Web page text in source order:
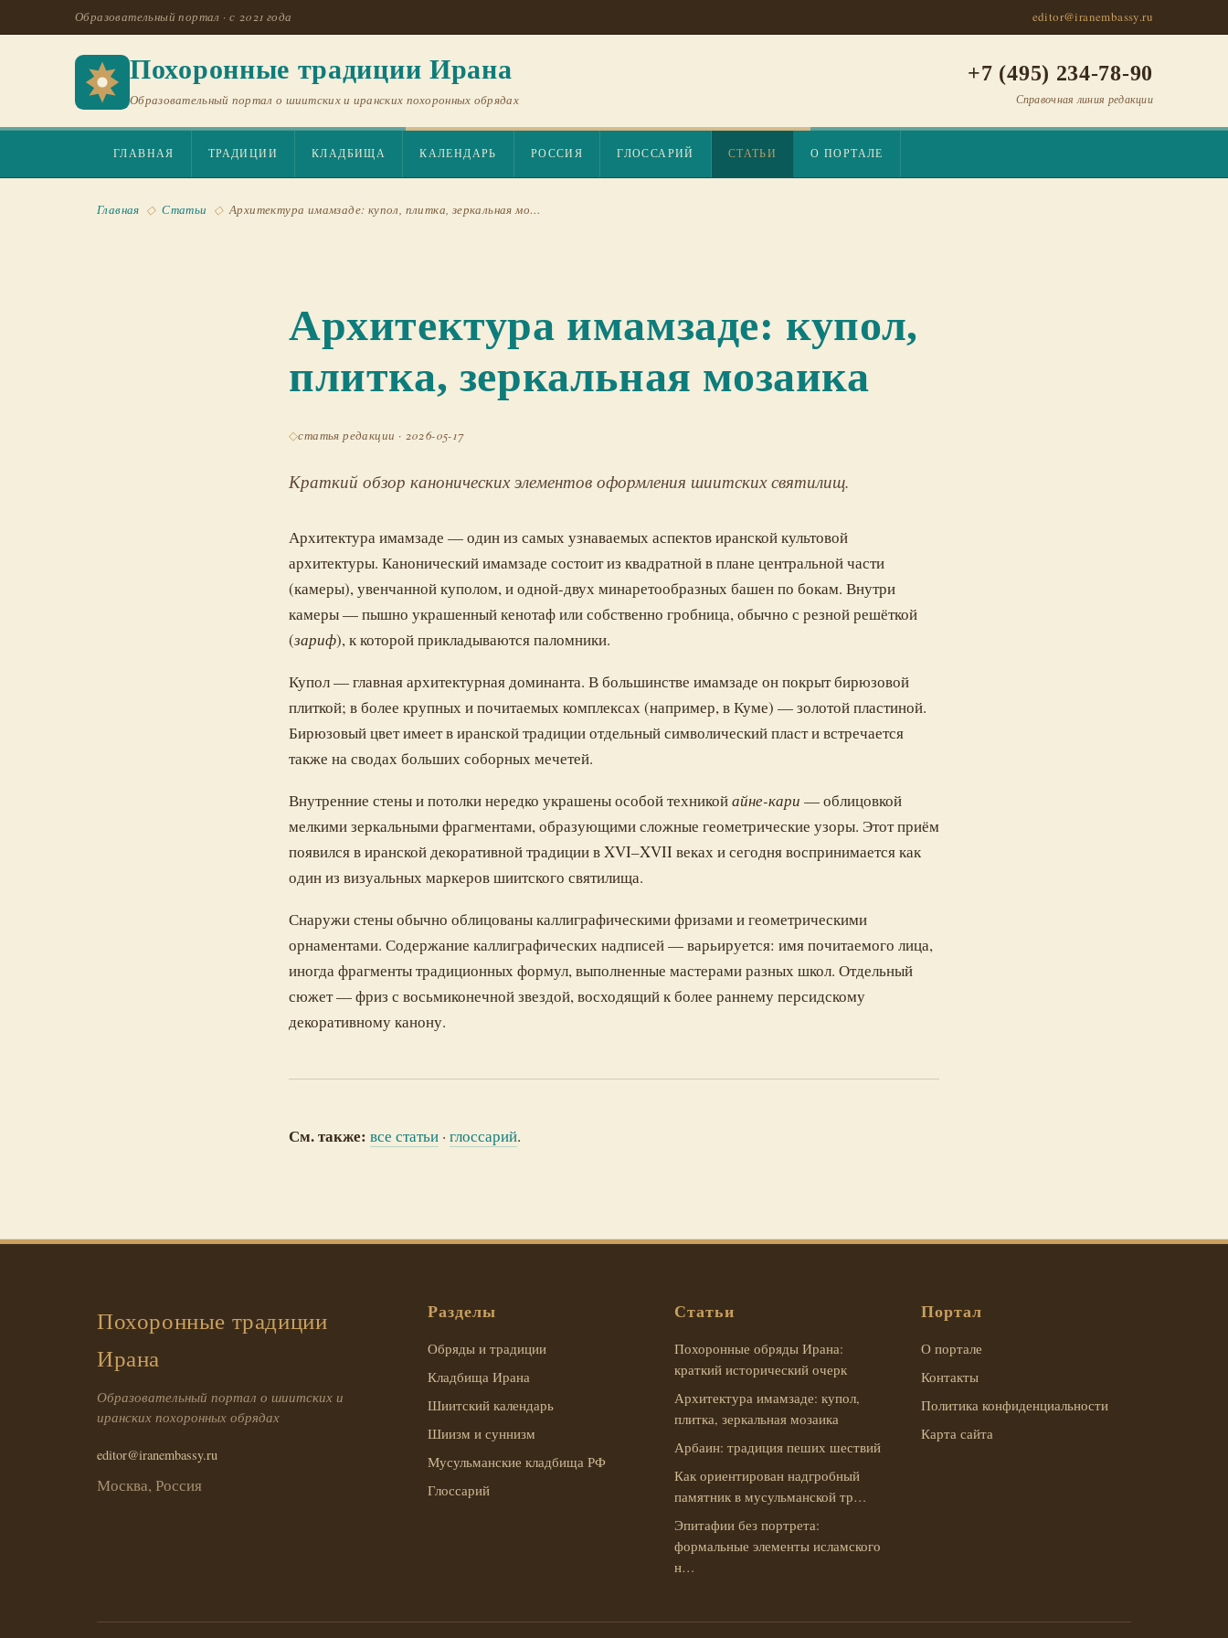
Образовательный портал · с 2021 года editor@iranembassy.ru
Похоронные традиции Ирана
Образовательный портал о шиитских и иранских похоронных обрядах
+7 (495) 234-78-90
Справочная линия редакции
ГЛАВНАЯ ТРАДИЦИИ КЛАДБИЩА КАЛЕНДАРЬ РОССИЯ ГЛОССАРИЙ СТАТЬИ О ПОРТАЛЕ
Главная ◇ Статьи ◇ Архитектура имамзаде: купол, плитка, зеркальная мо…
Архитектура имамзаде: купол,
плитка, зеркальная мозаика
статья редакции · 2026-05-17
Краткий обзор канонических элементов оформления шиитских святилищ.
Архитектура имамзаде — один из самых узнаваемых аспектов иранской культовой
архитектуры. Канонический имамзаде состоит из квадратной в плане центральной части
(камеры), увенчанной куполом, и одной-двух минаретообразных башен по бокам. Внутри
камеры — пышно украшенный кенотаф или собственно гробница, обычно с резной решёткой
(зариф), к которой прикладываются паломники.
Купол — главная архитектурная доминанта. В большинстве имамзаде он покрыт бирюзовой
плиткой; в более крупных и почитаемых комплексах (например, в Куме) — золотой пластиной.
Бирюзовый цвет имеет в иранской традиции отдельный символический пласт и встречается
также на сводах больших соборных мечетей.
Внутренние стены и потолки нередко украшены особой техникойайне-кари — облицовкой
мелкими зеркальными фрагментами, образующими сложные геометрические узоры. Этот приём
появился в иранской декоративной традиции в XVI–XVII веках и сегодня воспринимается как
один из визуальных маркеров шиитского святилища.
Снаружи стены обычно облицованы каллиграфическими фризами и геометрическими
орнаментами. Содержание каллиграфических надписей — варьируется: имя почитаемого лица,
иногда фрагменты традиционных формул, выполненные мастерами разных школ. Отдельный
сюжет — фриз с восьмиконечной звездой, восходящий к более раннему персидскому
декоративному канону.
См. также: все статьи · глоссарий.
Похоронные традиции
Ирана
Образовательный портал о шиитских и
иранских похоронных обрядах
editor@iranembassy.ru
Москва, Россия
Разделы
Обряды и традиции
Кладбища Ирана
Шиитский календарь
Шиизм и суннизм
Мусульманские кладбища РФ
Глоссарий
Статьи
Похоронные обряды Ирана:
краткий исторический очерк
Архитектура имамзаде: купол,
плитка, зеркальная мозаика
Арбаин: традиция пеших шествий
Как ориентирован надгробный
памятник в мусульманской тр…
Эпитафии без портрета:
формальные элементы исламского
н…
Портал
О портале
Контакты
Политика конфиденциальности
Карта сайта